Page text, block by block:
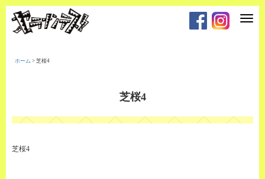
T
t
i
ホーム > 芝桜4
芝桜4
芝桜4